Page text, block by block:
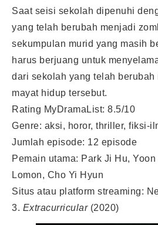
Saat seisi sekolah dipenuhi
yang telah berubah menjadi
sekumpulan murid yang masih
harus berjuang untuk
dari sekolah yang telah berubah
mayat hidup tersebut.
Rating MyDramaList: 8.5/10
Genre: aksi, horor, thriller, fiksi-
Jumlah episode: 12 episode
Pemain utama: Park Ji Hu,
Lomon, Cho Yi Hyun
Situs atau platform streaming:
3. Extracurricular(2020)